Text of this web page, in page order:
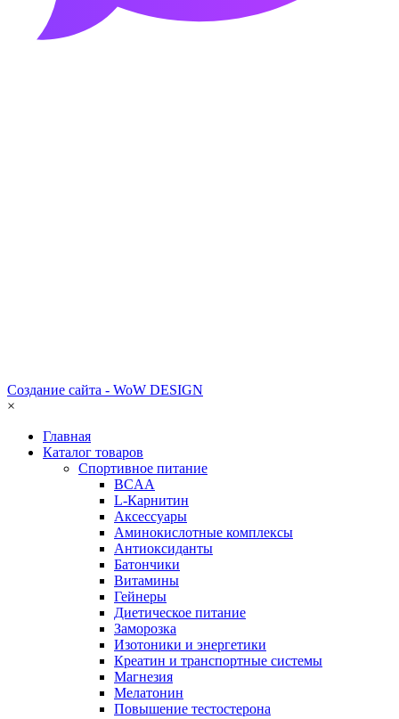
Создание сайта - WoW DESIGN
×
Главная
Каталог товаров
Спортивное питание
BCAA
L-Карнитин
Аксессуары
Аминокислотные комплексы
Антиоксиданты
Батончики
Витамины
Гейнеры
Диетическое питание
Заморозка
Изотоники и энергетики
Креатин и транспортные системы
Магнезия
Мелатонин
Повышение тестостерона